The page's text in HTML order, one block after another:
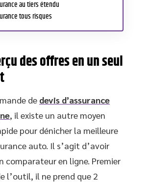
au tiers étendu
tous risques
des offres en un seul
de devis d’assurance
, il existe un autre moyen
pour dénicher la meilleure
auto. Il s’agit d’avoir
comparateur en ligne. Premier
l’outil, il ne prend que 2